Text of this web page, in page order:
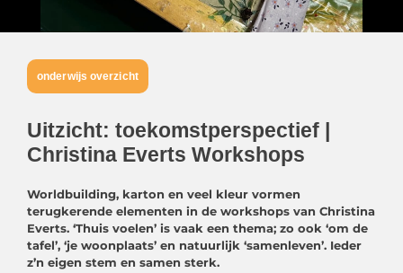
onderwijs overzicht
Uitzicht: toekomstperspectief |
Christina Everts Workshops
Worldbuilding, karton en veel kleur vormen
terugkerende elementen in de workshops van Christina
Everts. ‘Thuis voelen’ is vaak een thema; zo ook ‘om de
tafel’, ‘je woonplaats’ en natuurlijk ‘samenleven’. Ieder
z’n eigen stem en samen sterk.